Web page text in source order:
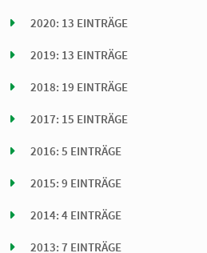
2020: 13 EINTRÄGE
2019: 13 EINTRÄGE
2018: 19 EINTRÄGE
2017: 15 EINTRÄGE
2016: 5 EINTRÄGE
2015: 9 EINTRÄGE
2014: 4 EINTRÄGE
2013: 7 EINTRÄGE